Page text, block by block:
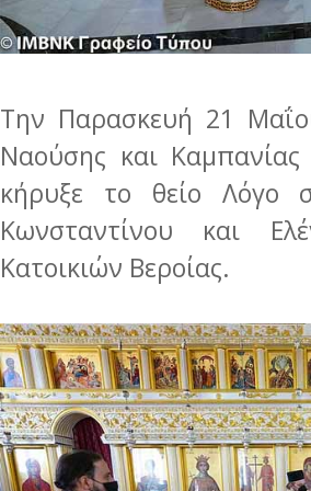
Την Παρασκευή 21
Ναούσης και
κήρυξε το θείο Λόγο
Κωνσταντίνου και
Κατοικιών Βεροίας.